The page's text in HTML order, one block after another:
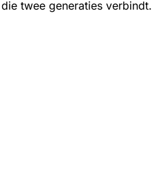
die twee generaties verbindt.